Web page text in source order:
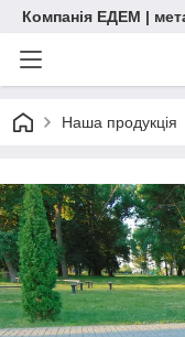
Компанія ЕДЕМ |
Наша продукція